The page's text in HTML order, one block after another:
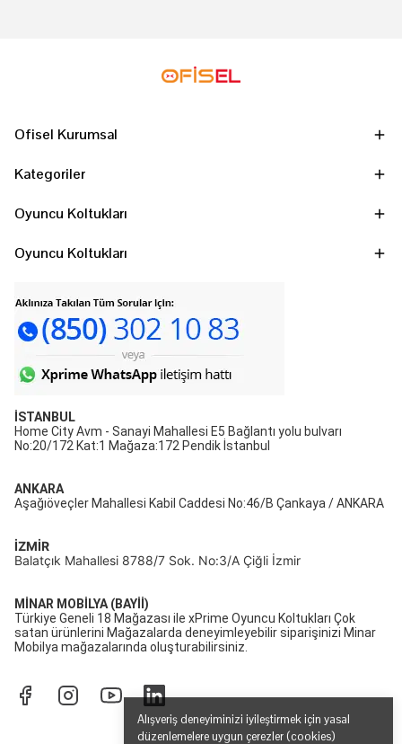
Alışveriş deneyiminizi iyileştirmek için yasal
düzenlemelere uygun çerezler (cookies)
Ofisel Kurumsal
Kategoriler
Oyuncu Koltukları
Oyuncu Koltukları
İSTANBUL
Home City Avm - Sanayi Mahallesi E5 Bağlantı yolu bulvarı
No:20/172 Kat:1 Mağaza:172 Pendik İstanbul
ANKARA
Aşağıöveçler Mahallesi Kabil Caddesi No:46/B Çankaya / ANKARA
İZMİR
Balatçık Mahallesi 8788/7 Sok. No:3/A Çiğli İzmir
MİNAR MOBİLYA (BAYİİ)
Türkiye Geneli 18 Mağazası ile xPrime Oyuncu Koltukları Çok
satan ürünlerini Mağazalarda deneyimleyebilir siparişinizi Minar
Mobilya mağazalarında oluşturabilirsiniz.